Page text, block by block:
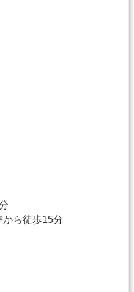
ら徒歩15分